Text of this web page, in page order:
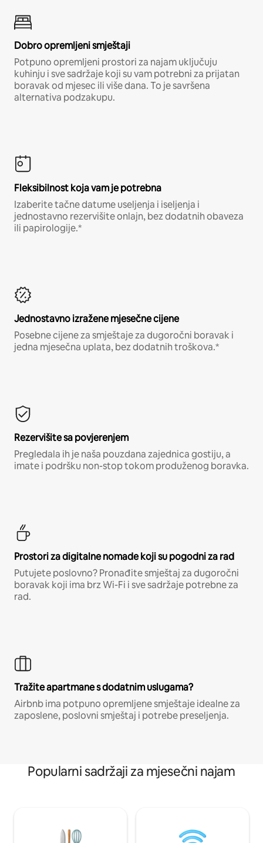
Dobro opremljeni smještaji
Potpuno opremljeni prostori za najam uključuju
kuhinju i sve sadržaje koji su vam potrebni za prijatan
boravak od mjesec ili više dana. To je savršena
alternativa podzakupu.
Fleksibilnost koja vam je potrebna
Izaberite tačne datume useljenja i iseljenja i
jednostavno rezervišite onlajn, bez dodatnih obaveza
ili papirologije.*
Jednostavno izražene mjesečne cijene
Posebne cijene za smještaje za dugoročni boravak i
jedna mjesečna uplata, bez dodatnih troškova.*
Rezervišite sa povjerenjem
Pregledala ih je naša pouzdana zajednica gostiju, a
imate i podršku non-stop tokom produženog boravka.
Prostori za digitalne nomade koji su pogodni za rad
Putujete poslovno? Pronađite smještaj za dugoročni
boravak koji ima brz Wi-Fi i sve sadržaje potrebne za
rad.
Tražite apartmane s dodatnim uslugama?
Airbnb ima potpuno opremljene smještaje idealne za
zaposlene, poslovni smještaj i potrebe preseljenja.
Popularni sadržaji za mjesečni najam